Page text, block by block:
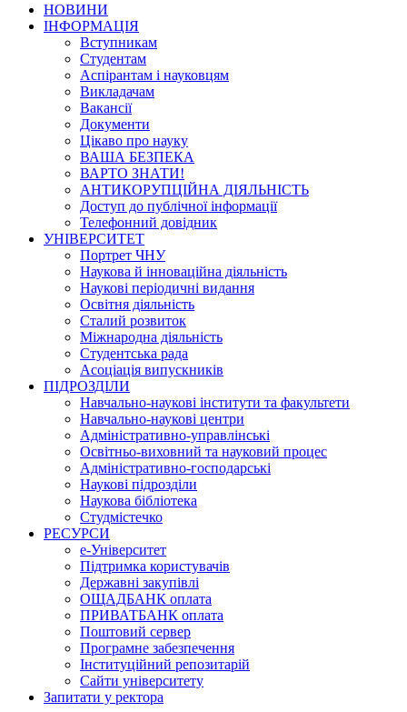
НОВИНИ
ІНФОРМАЦІЯ
Вступникам
Студентам
Аспірантам і науковцям
Викладачам
Вакансії
Документи
Цікаво про науку
ВАША БЕЗПЕКА
ВАРТО ЗНАТИ!
АНТИКОРУПЦІЙНА ДІЯЛЬНІСТЬ
Доступ до публічної інформації
Телефонний довідник
УНІВЕРСИТЕТ
Портрет ЧНУ
Наукова й інноваційна діяльність
Наукові періодичні видання
Освітня діяльність
Сталий розвиток
Міжнародна діяльність
Студентська рада
Асоціація випускників
ПІДРОЗДІЛИ
Навчально-наукові інститути та факультети
Навчально-наукові центри
Адміністративно-управлінські
Освітньо-виховний та науковий процес
Адміністративно-господарські
Наукові підрозділи
Наукова бібліотека
Студмістечко
РЕСУРСИ
е-Університет
Підтримка користувачів
Державні закупівлі
ОЩАДБАНК оплата
ПРИВАТБАНК оплата
Поштовий сервер
Програмне забезпечення
Інституційний репозитарій
Сайти університету
Запитати у ректора